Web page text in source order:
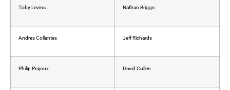
Toby Levins Nathan Briggs
Andres Collantes Jeff Richards
Philip Prajoux David Cullen